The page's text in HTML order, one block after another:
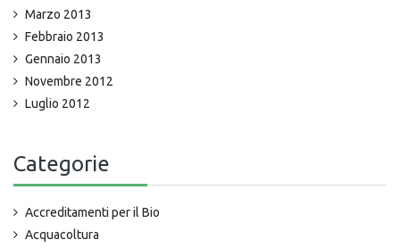
Marzo 2013
Febbraio 2013
Gennaio 2013
Novembre 2012
Luglio 2012
Categorie
Accreditamenti per il Bio
Acquacoltura